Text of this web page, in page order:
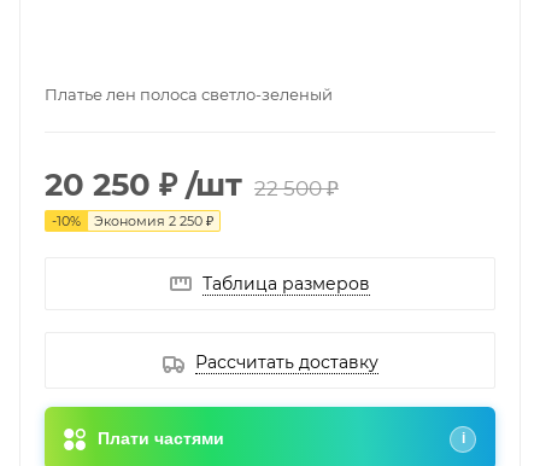
Платье лен полоса светло-зеленый
20 250 ₽ /шт 22 500 ₽
-10% Экономия 2 250 ₽
Таблица размеров
Рассчитать доставку
Плати частями i